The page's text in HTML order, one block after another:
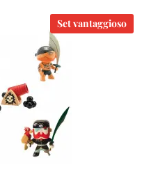
Set vantaggioso